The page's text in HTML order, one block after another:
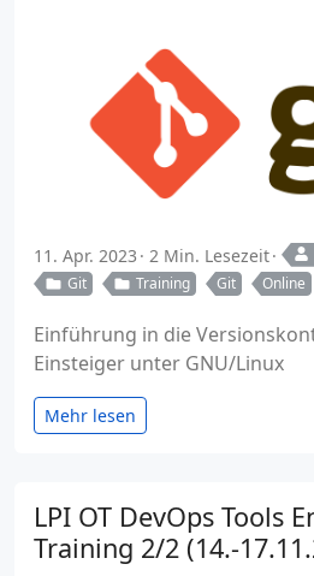
11. Apr. 2023 2 Min. Lesezeit
Git
Training Git Online
Einführung in die
Einsteiger unter GNU/Linux
Mehr lesen
LPI OT DevOps Tools
Training 2/2 (14.-